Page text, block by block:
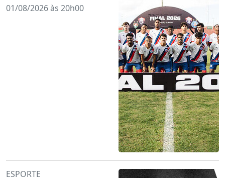
01/08/2026 às 20h00
ESPORTE